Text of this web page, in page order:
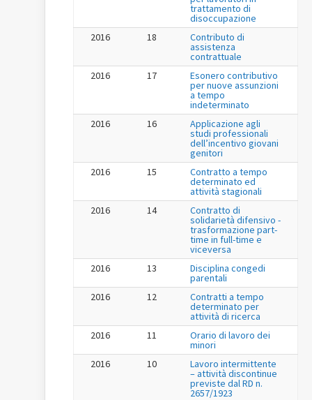
trattamento di
disoccupazione
2016
18 Contributo di
assistenza
contrattuale
2016
17 Esonero contributivo
per nuove assunzioni
a tempo
indeterminato
2016
16 Applicazione agli
studi professionali
dell’incentivo giovani
genitori
2016
15 Contratto a tempo
determinato ed
attività stagionali
2016
14 Contratto di
solidarietà difensivo -
trasformazione part-
time in full-time e
viceversa
2016
13 Disciplina congedi
parentali
2016
12 Contratti a tempo
determinato per
attività di ricerca
2016
11 Orario di lavoro dei
minori
2016
10 Lavoro intermittente
– attività discontinue
previste dal RD n.
2657/1923